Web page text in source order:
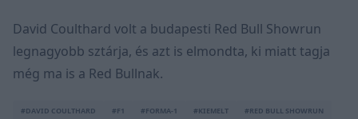
David Coulthard volt a budapesti Red Bull Showrun
legnagyobb sztárja, és azt is elmondta, ki miatt tagja
még ma is a Red Bullnak.
#DAVID COULTHARD #F1 #FORMA-1 #KIEMELT #RED BULL SHOWRUN